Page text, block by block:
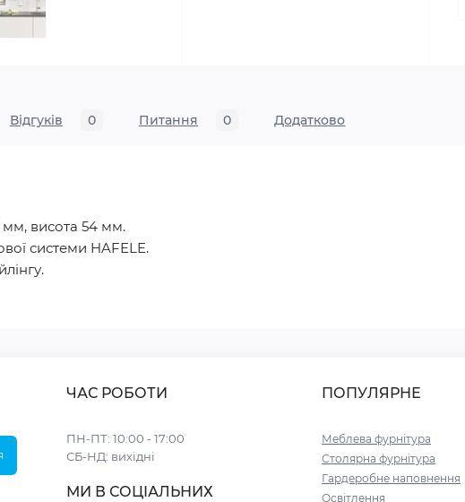
Відгуків 0 Питання 0 Додатково
висота 54 мм.
системи HAFELE.
ЧАС РОБОТИ
ПН-ПТ: 10:00 - 17:00
СБ-НД: вихідні
МИ В СОЦІАЛЬНИХ
ПОПУЛЯРНЕ
Меблева фурнітура
Столярна фурнітура
Гардеробне наповнення
Освітлення